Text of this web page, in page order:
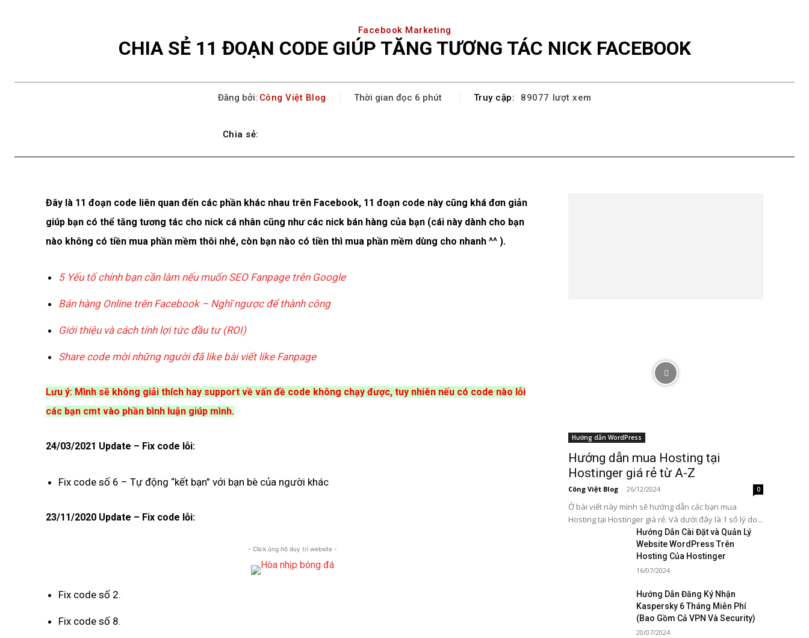
Facebook Marketing
CHIA SẺ 11 ĐOẠN CODE GIÚP TĂNG TƯƠNG TÁC NICK FACEBOOK
Đăng bởi: Công Việt Blog Thời gian đọc 6 phút Truy cập: 89077 lượt xem
Chia sẻ:
Đây là 11 đoạn code liên quan đến các phần khác nhau trên Facebook, 11 đoạn code này cũng khá đơn giản
giúp bạn có thể tăng tương tác cho nick cá nhân cũng như các nick bán hàng của bạn (cái này dành cho bạn
nào không có tiền mua phần mềm thôi nhé, còn bạn nào có tiền thì mua phần mềm dùng cho nhanh ^^ ).
5 Yếu tố chính bạn cần làm nếu muốn SEO Fanpage trên Google
Bán hàng Online trên Facebook – Nghĩ ngược để thành công
Giới thiệu và cách tính lợi tức đầu tư (ROI)
Share code mời những người đã like bài viết like Fanpage
Lưu ý: Mình sẽ không giải thích hay support về vấn đề code không chạy được, tuy nhiên nếu có code nào lỗi
các bạn cmt vào phần bình luận giúp mình.
24/03/2021 Update – Fix code lỗi:
Fix code số 6 – Tự động “kết bạn” với bạn bè của người khác
23/11/2020 Update – Fix code lỗi:
- Click ủng hộ duy trì website -
Fix code số 2.
Fix code số 8.
Hướng dẫn WordPress
Hướng dẫn mua Hosting tại
Hostinger giá rẻ từ A-Z
Công Việt Blog - 26/12/2024 0
Ở bài viết này mình sẽ hướng dẫn các bạn mua
Hosting tại Hostinger giá rẻ. Và dưới đây là 1 số lý do...
Hướng Dẫn Cài Đặt và Quản Lý
Website WordPress Trên
Hosting Của Hostinger
16/07/2024
Hướng Dẫn Đăng Ký Nhận
Kaspersky 6 Tháng Miễn Phí
(Bao Gồm Cả VPN Và Security)
20/07/2024